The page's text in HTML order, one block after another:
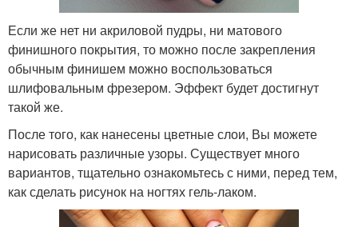
Если же нет ни акриловой пудры, ни матового
финишного покрытия, то можно после закрепления
обычным финишем можно воспользоваться
шлифовальным фрезером. Эффект будет достигнут
такой же.
После того, как нанесены цветные слои, Вы можете
нарисовать различные узоры. Существует много
вариантов, тщательно ознакомьтесь с ними, перед тем,
как сделать рисунок на ногтях гель-лаком.